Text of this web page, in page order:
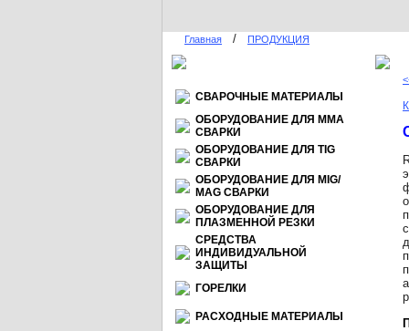
Главная / ПРОДУКЦИЯ
СВАРОЧНЫЕ МАТЕРИАЛЫ
ОБОРУДОВАНИЕ ДЛЯ ММА
СВАРКИ
ОБОРУДОВАНИЕ ДЛЯ TIG
СВАРКИ
ОБОРУДОВАНИЕ ДЛЯ МIG/
МАG СВАРКИ
ОБОРУДОВАНИЕ ДЛЯ
ПЛАЗМЕННОЙ РЕЗКИ
СРЕДСТВА
ИНДИВИДУАЛЬНОЙ
ЗАЩИТЫ
ГОРЕЛКИ
РАСХОДНЫЕ МАТЕРИАЛЫ